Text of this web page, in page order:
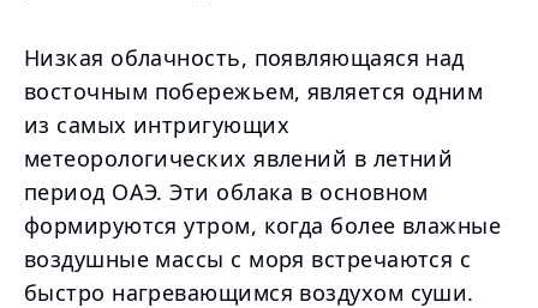
Низкая облачность, появляющаяся над
восточным побережьем, является одним
из самых интригующих
метеорологических явлений в летний
период ОАЭ. Эти облака в основном
формируются утром, когда более влажные
воздушные массы с моря встречаются с
быстро нагревающимся воздухом суши.